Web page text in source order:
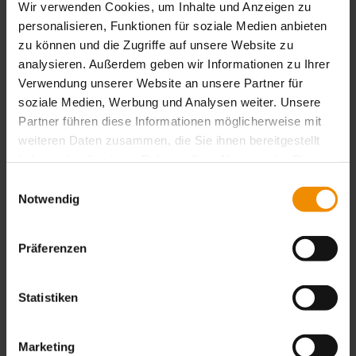
Wir verwenden Cookies, um Inhalte und Anzeigen zu
personalisieren, Funktionen für soziale Medien anbieten
zu können und die Zugriffe auf unsere Website zu
analysieren. Außerdem geben wir Informationen zu Ihrer
Verwendung unserer Website an unsere Partner für
soziale Medien, Werbung und Analysen weiter. Unsere
Partner führen diese Informationen möglicherweise mit
weiteren Daten zusammen, die Sie ihnen bereitgestellt
Notwendig
Präferenzen
Statistiken
Marketing
des dépôts d'impression inférieurs à 30 µm.
Cette…
VERS L'ARTICLE
02 / 2022
Une nouvelle année avec plus